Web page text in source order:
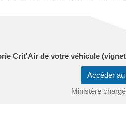
Crit'Air de votre véhicule
Accéder
Ministère